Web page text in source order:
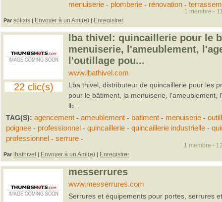
menuiserie- plomberie- rénovation-
Par solixis | Envoyer à un Ami(e) | Enregistrer
1 membre -
22 clic(s)
lba thivel: quincaillerie pour le
menuiserie, l'ameublement,
l'outillage pou...
www.lbathivel.com
Lba thivel, distributeur de quincaillerie pour les
pour le bâtiment, la menuiserie, l'ameublement,
lb...
TAG(S): agencement - ameublement - batiment - menuiserie -
poignee - professionnel - quincaillerie - quincaillerie industrielle -
professionnel - serrure -
Par lbathivel | Envoyer à un Ami(e) | Enregistrer
1 membre -
messerrures
www.messerrures.com
Serrures et équipements pour portes, serrures